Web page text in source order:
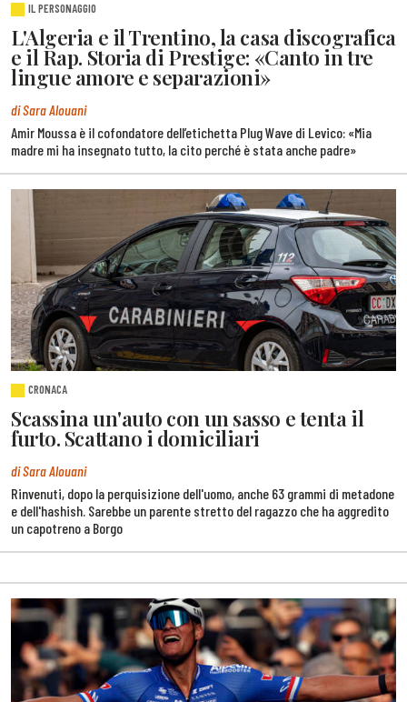
IL PERSONAGGIO
L'Algeria e il Trentino, la casa discografica
e il Rap. Storia di Prestige: «Canto in tre
lingue amore e separazioni»
di Sara Alouani
Amir Moussa è il cofondatore dell’etichetta Plug Wave di Levico: «Mia
madre mi ha insegnato tutto, la cito perché è stata anche padre»
CRONACA
Scassina un'auto con un sasso e tenta il
furto. Scattano i domiciliari
di Sara Alouani
Rinvenuti, dopo la perquisizione dell'uomo, anche 63 grammi di metadone
e dell'hashish. Sarebbe un parente stretto del ragazzo che ha aggredito
un capotreno a Borgo